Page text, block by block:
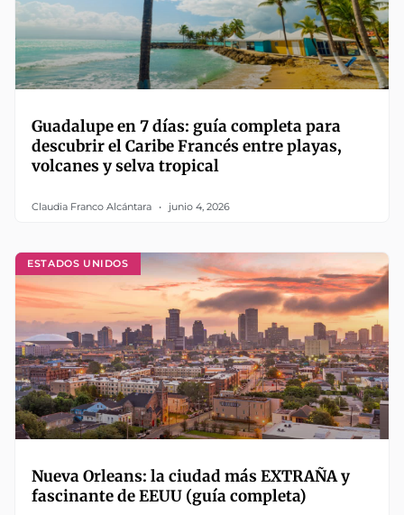
Guadalupe en 7 días: guía completa para
descubrir el Caribe Francés entre playas,
volcanes y selva tropical
Claudia Franco Alcántara junio 4, 2026
ESTADOS UNIDOS
Nueva Orleans: la ciudad más EXTRAÑA y
fascinante de EEUU (guía completa)